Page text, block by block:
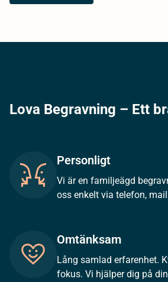
Lova Begravning – Ett
Personligt
Vi är en familjeägd
oss enkelt via telefon,
Omtänksam
Lång samlad erfarenhet.
fokus. Vi hjälper dig på